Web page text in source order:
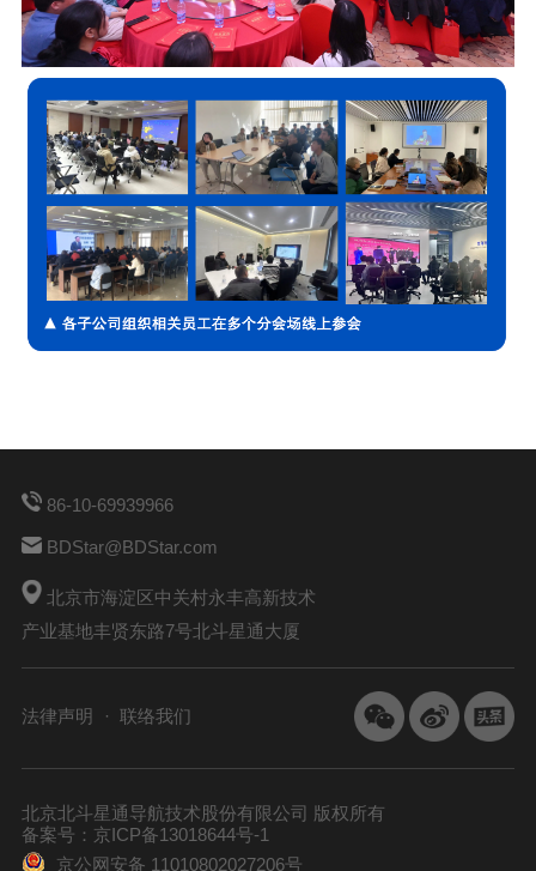
86-10-69939966
BDStar@BDStar.com
北京市海淀区中关村永丰高新技术
产业基地丰贤东路7号北斗星通大厦
法律声明 联络我们
北京北斗星通导航技术股份有限公司 版权所有
备案号：京ICP备13018644号-1
京公网安备 11010802027206号